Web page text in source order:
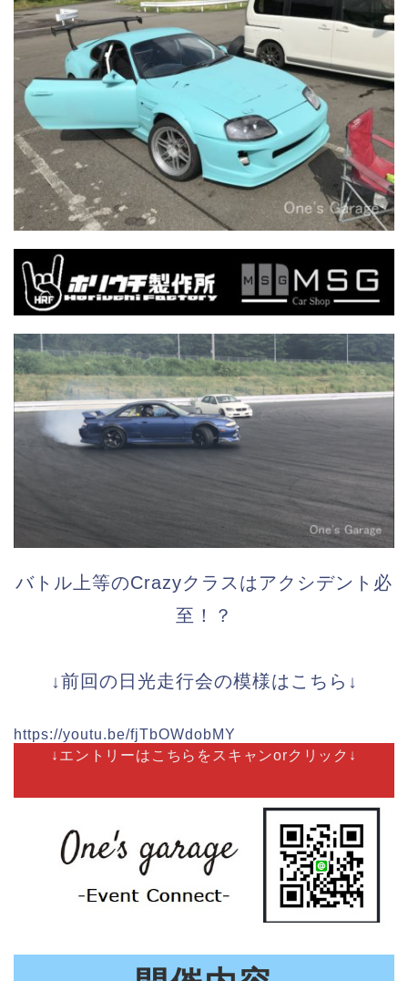
バトル上等のCrazyクラスはアクシデント必
至！？
↓前回の日光走行会の模様はこちら↓
https://youtu.be/fjTbOWdobMY
↓エントリーはこちらをスキャンorクリック↓